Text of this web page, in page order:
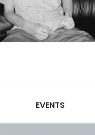
EVENTS